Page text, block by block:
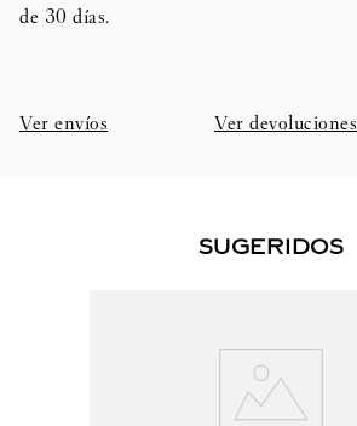
de 30 días.​
Ver envíos Ver devoluciones
SUGERIDOS